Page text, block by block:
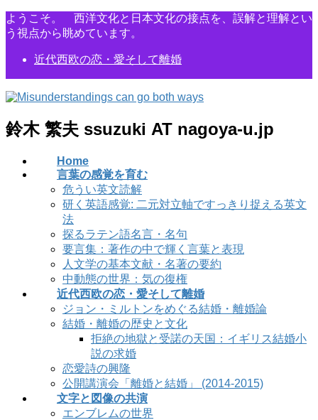
コ
ン
ツ
に
動
ナ
ビ
シ
ョ
に
移
ようこそ。 西洋文化と日本文化の接点を、誤解と理解とい
う視点から眺めています。
近代西欧の恋・愛そして離婚
鈴木 繁夫 ssuzuki AT nagoya-u.jp
Home
言葉の感覚を育む
危うい英文読解
研く英語感覚: 二元対立軸ですっきり捉える英文
法
探るラテン語名言・名句
要言集：著作の中で輝く言葉と表現
人文学の基本文献・名著の要約
中動態の世界：気の復権
近代西欧の恋・愛そして離婚
ジョン・ミルトンをめぐる結婚・離婚論
結婚・離婚の歴史と文化
拒絶の地獄と受諾の天国：イギリス結婚小
説の求婚
恋愛詩の興隆
公開講演会「離婚と結婚」 (2014-2015)
文字と図像の共演
エンブレムの世界